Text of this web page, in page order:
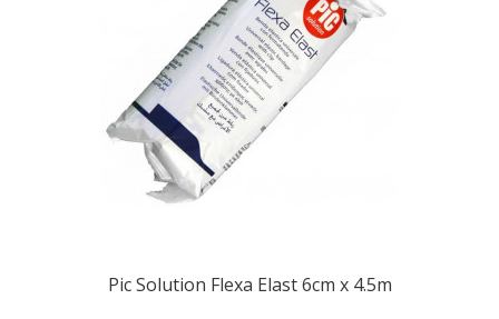
Pic Solution Flexa Elast 6cm x 4.5m